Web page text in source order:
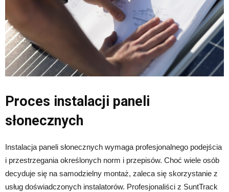
Proces instalacji paneli
słonecznych
Instalacja paneli słonecznych wymaga profesjonalnego podejścia
i przestrzegania określonych norm i przepisów. Choć wiele osób
decyduje się na samodzielny montaż, zaleca się skorzystanie z
usług doświadczonych instalatorów. Profesjonaliści z SuntTrack